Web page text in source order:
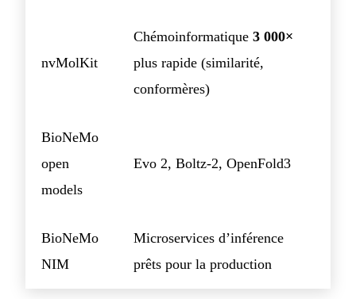
nvMolKit
Chémoinformatique 3 000×
plus rapide (similarité,
conformères)
BioNeMo
open
models
Evo 2, Boltz-2, OpenFold3
BioNeMo
NIM
Microservices d’inférence
prêts pour la production